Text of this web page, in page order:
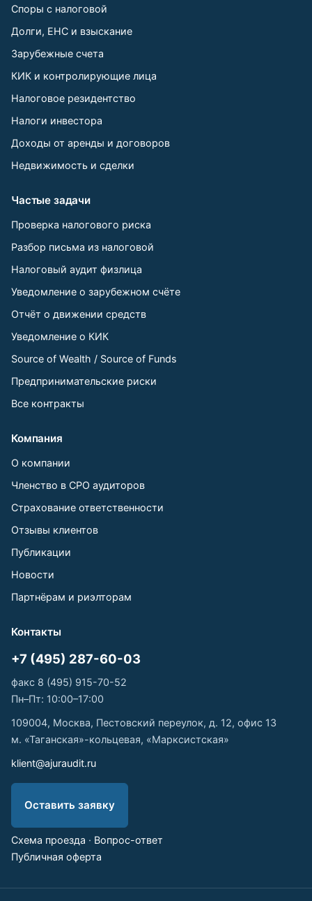
Споры с налоговой
Долги, ЕНС и взыскание
Зарубежные счета
КИК и контролирующие лица
Налоговое резидентство
Налоги инвестора
Доходы от аренды и договоров
Недвижимость и сделки
Частые задачи
Проверка налогового риска
Разбор письма из налоговой
Налоговый аудит физлица
Уведомление о зарубежном счёте
Отчёт о движении средств
Уведомление о КИК
Source of Wealth / Source of Funds
Предпринимательские риски
Все контракты
Компания
О компании
Членство в СРО аудиторов
Страхование ответственности
Отзывы клиентов
Публикации
Новости
Партнёрам и риэлторам
Контакты
+7 (495) 287-60-03
факс 8 (495) 915-70-52
Пн–Пт: 10:00–17:00
109004, Москва, Пестовский переулок, д. 12, офис 13
м. «Таганская»-кольцевая, «Марксистская»
klient@ajuraudit.ru
Оставить заявку
Схема проезда · Вопрос-ответ
Публичная оферта